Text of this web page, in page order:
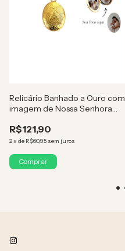
Relicário Banhado a Ouro com
imagem de Nossa Senhora
com a foto)
R$121,90
2x de R$60,95 sem juros